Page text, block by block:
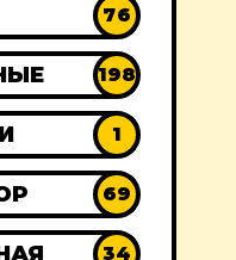
76
198
1
69
34